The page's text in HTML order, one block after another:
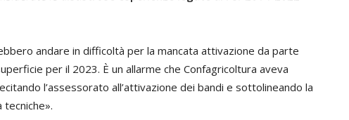
andare in difficoltà per la mancata attivazione da parte
per il 2023. È un allarme che Confagricoltura aveva
l’assessorato all’attivazione dei bandi e sottolineando la